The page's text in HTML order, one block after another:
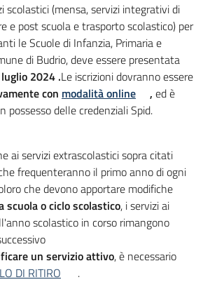
scolastici (mensa, servizi integrativi di
e post scuola e trasporto scolastico) per
le Scuole di Infanzia, Primaria e
di Budrio, deve essere presentata
2024 .Le iscrizioni dovranno essere
con modalità online , ed è
possesso delle credenziali Spid.
ai servizi extrascolastici sopra citati
frequenteranno il primo anno di ogni
che devono apportare modifiche
scuola o ciclo scolastico, i servizi ai
scolastico in corso rimangono
un servizio attivo, è necessario
DI RITIRO
.